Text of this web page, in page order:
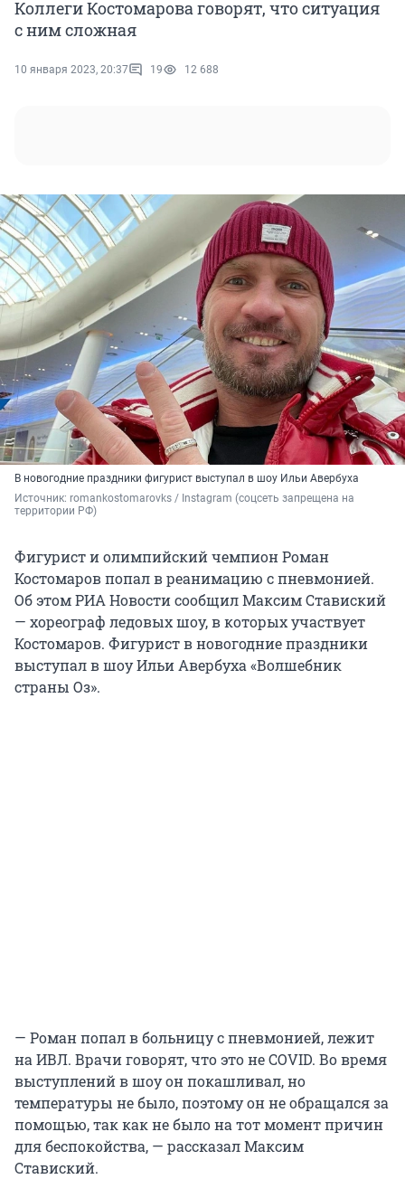
Коллеги Костомарова говорят, что ситуация
с ним сложная
10 января 2023, 20:37 19 12 688
В новогодние праздники фигурист выступал в шоу Ильи Авербуха
Источник: romankostomarovks / Instagram (соцсеть запрещена на
территории РФ)
Фигурист и олимпийский чемпион Роман
Костомаров попал в реанимацию с пневмонией.
Об этом РИА Новости сообщил Максим Ставиский
— хореограф ледовых шоу, в которых участвует
Костомаров. Фигурист в новогодние праздники
выступал в шоу Ильи Авербуха «Волшебник
страны Оз».
— Роман попал в больницу с пневмонией, лежит
на ИВЛ. Врачи говорят, что это не COVID. Во время
выступлений в шоу он покашливал, но
температуры не было, поэтому он не обращался за
помощью, так как не было на тот момент причин
для беспокойства, — рассказал Максим
Ставиский.